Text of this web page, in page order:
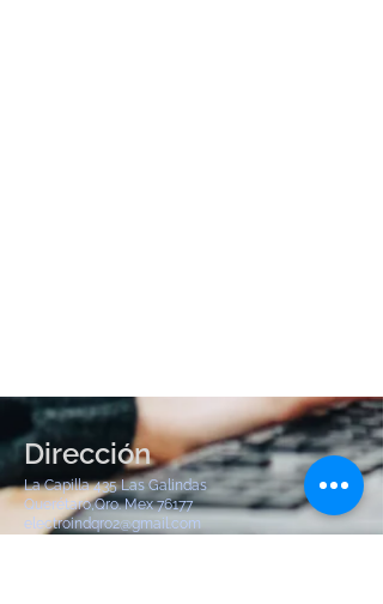
Dirección
La Capilla 435 Las Galindas
Querétaro,Qro. Mex 76177
electroindqro2@gmail.com